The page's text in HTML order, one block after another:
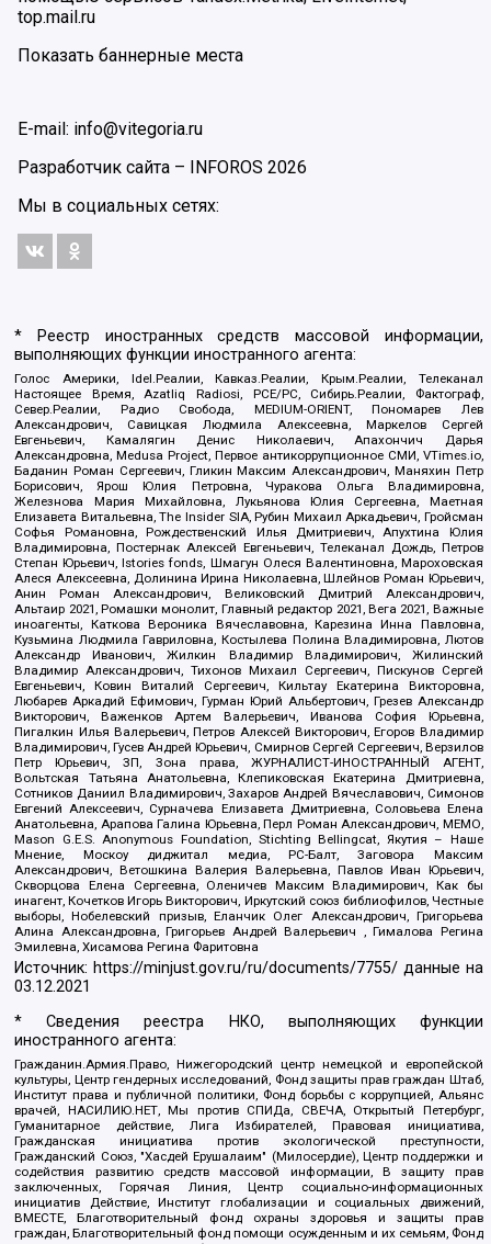
top.mail.ru
Показать баннерные места
E-mail: info@vitegoria.ru
Разработчик сайта – INFOROS 2026
Мы в социальных сетях:
* Реестр иностранных средств массовой информации,
выполняющих функции иностранного агента:
Голос Америки, Idel.Реалии, Кавказ.Реалии, Крым.Реалии, Телеканал
Настоящее Время, Azatliq Radiosi, PCE/PC, Сибирь.Реалии, Фактограф,
Север.Реалии, Радио Свобода, MEDIUM-ORIENT, Пономарев Лев
Александрович, Савицкая Людмила Алексеевна, Маркелов Сергей
Евгеньевич, Камалягин Денис Николаевич, Апахончич Дарья
Александровна, Medusa Project, Первое антикоррупционное СМИ, VTimes.io,
Баданин Роман Сергеевич, Гликин Максим Александрович, Маняхин Петр
Борисович, Ярош Юлия Петровна, Чуракова Ольга Владимировна,
Железнова Мария Михайловна, Лукьянова Юлия Сергеевна, Маетная
Елизавета Витальевна, The Insider SIA, Рубин Михаил Аркадьевич, Гройсман
Софья Романовна, Рождественский Илья Дмитриевич, Апухтина Юлия
Владимировна, Постернак Алексей Евгеньевич, Телеканал Дождь, Петров
Степан Юрьевич, Istories fonds, Шмагун Олеся Валентиновна, Мароховская
Алеся Алексеевна, Долинина Ирина Николаевна, Шлейнов Роман Юрьевич,
Анин Роман Александрович, Великовский Дмитрий Александрович,
Альтаир 2021, Ромашки монолит, Главный редактор 2021, Вега 2021, Важные
иноагенты, Каткова Вероника Вячеславовна, Карезина Инна Павловна,
Кузьмина Людмила Гавриловна, Костылева Полина Владимировна, Лютов
Александр Иванович, Жилкин Владимир Владимирович, Жилинский
Владимир Александрович, Тихонов Михаил Сергеевич, Пискунов Сергей
Евгеньевич, Ковин Виталий Сергеевич, Кильтау Екатерина Викторовна,
Любарев Аркадий Ефимович, Гурман Юрий Альбертович, Грезев Александр
Викторович, Важенков Артем Валерьевич, Иванова София Юрьевна,
Пигалкин Илья Валерьевич, Петров Алексей Викторович, Егоров Владимир
Владимирович, Гусев Андрей Юрьевич, Смирнов Сергей Сергеевич, Верзилов
Петр Юрьевич, ЗП, Зона права, ЖУРНАЛИСТ-ИНОСТРАННЫЙ АГЕНТ,
Вольтская Татьяна Анатольевна, Клепиковская Екатерина Дмитриевна,
Сотников Даниил Владимирович, Захаров Андрей Вячеславович, Симонов
Евгений Алексеевич, Сурначева Елизавета Дмитриевна, Соловьева Елена
Анатольевна, Арапова Галина Юрьевна, Перл Роман Александрович, МЕМО,
Mason G.E.S. Anonymous Foundation, Stichting Bellingcat, Якутия – Наше
Мнение, Москоу диджитал медиа, РС-Балт, Заговора Максим
Александрович, Ветошкина Валерия Валерьевна, Павлов Иван Юрьевич,
Скворцова Елена Сергеевна, Оленичев Максим Владимирович, Как бы
инагент, Кочетков Игорь Викторович, Иркутский союз библиофилов, Честные
выборы, Нобелевский призыв, Еланчик Олег Александрович, Григорьева
Алина Александровна, Григорьев Андрей Валерьевич , Гималова Регина
Эмилевна, Хисамова Регина Фаритовна
Источник:https://minjust.gov.ru/ru/documents/7755/ данные на
03.12.2021
* Сведения реестра НКО, выполняющих функции
иностранного агента:
Гражданин.Армия.Право, Нижегородский центр немецкой и европейской
культуры, Центр гендерных исследований, Фонд защиты прав граждан Штаб,
Институт права и публичной политики, Фонд борьбы с коррупцией, Альянс
врачей, НАСИЛИЮ.НЕТ, Мы против СПИДа, СВЕЧА, Открытый Петербург,
Гуманитарное действие, Лига Избирателей, Правовая инициатива,
Гражданская инициатива против экологической преступности,
Гражданский Союз, "Хасдей Ерушалаим" (Милосердие), Центр поддержки и
содействия развитию средств массовой информации, В защиту прав
заключенных, Горячая Линия, Центр социально-информационных
инициатив Действие, Институт глобализации и социальных движений,
ВМЕСТЕ, Благотворительный фонд охраны здоровья и защиты прав
граждан, Благотворительный фонд помощи осужденным и их семьям, Фонд